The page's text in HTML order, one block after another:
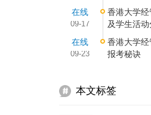
在线
09-17
香港大学
及学生活动
在线
09-23
香港大学
报考秘诀
本文标签